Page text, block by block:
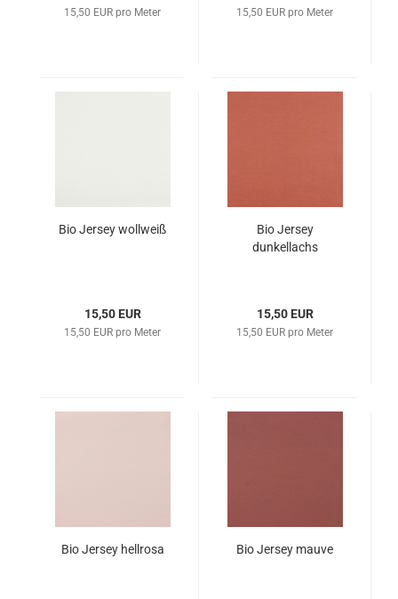
15,50 EUR pro Meter 15,50 EUR pro Meter
Bio Jersey wollweiß
15,50 EUR
15,50 EUR pro Meter
Bio Jersey
dunkellachs
15,50 EUR
15,50 EUR pro Meter
Bio Jersey hellrosa Bio Jersey mauve